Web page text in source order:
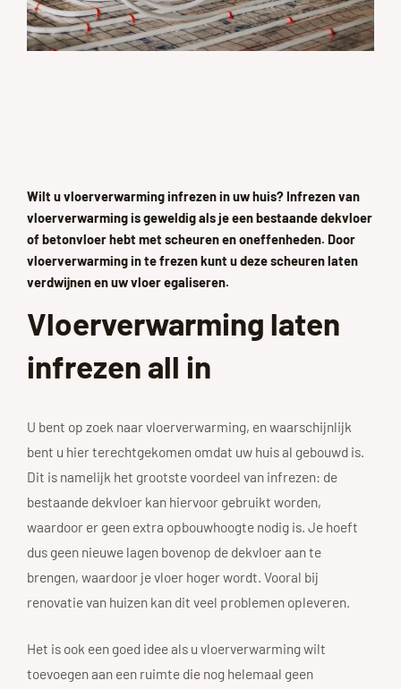
Wilt u vloerverwarming infrezen in uw huis? Infrezen van
vloerverwarming is geweldig als je een bestaande dekvloer
of betonvloer hebt met scheuren en oneffenheden. Door
vloerverwarming in te frezen kunt u deze scheuren laten
verdwijnen en uw vloer egaliseren.
Vloerverwarming laten
infrezen all in
U bent op zoek naar vloerverwarming, en waarschijnlijk
bent u hier terechtgekomen omdat uw huis al gebouwd is.
Dit is namelijk het grootste voordeel van infrezen: de
bestaande dekvloer kan hiervoor gebruikt worden,
waardoor er geen extra opbouwhoogte nodig is. Je hoeft
dus geen nieuwe lagen bovenop de dekvloer aan te
brengen, waardoor je vloer hoger wordt. Vooral bij
renovatie van huizen kan dit veel problemen opleveren.
Het is ook een goed idee als u vloerverwarming wilt
toevoegen aan een ruimte die nog helemaal geen